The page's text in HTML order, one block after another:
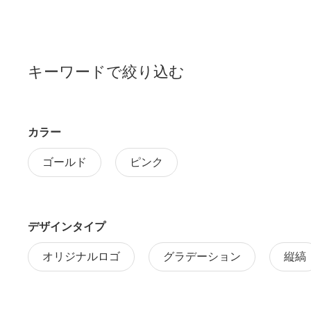
キーワードで絞り込む
カラー
ゴールド ピンク
デザインタイプ
オリジナルロゴ グラデーション 縦縞